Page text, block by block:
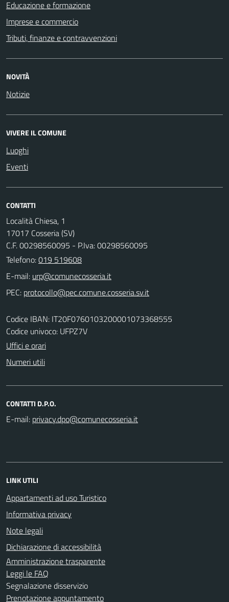
Educazione e formazione
Imprese e commercio
Tributi, finanze e contravvenzioni
NOVITÀ
Notizie
VIVERE IL COMUNE
Luoghi
Eventi
CONTATTI
Località Chiesa, 1
17017 Cosseria (SV)
C.F. 00298560095 - P.Iva: 00298560095
Telefono:019 519608
E-mail:
PEC:
Codice IBAN: IT20F0760103200001073368555
Codice univoco: UFPZ7V
Uffici e orari
Numeri utili
CONTATTI D.P.O.
E-mail:
LINK UTILI
Appartamenti ad uso Turistico
Informativa privacy
Note legali
Dichiarazione di accessibilità
Amministrazione trasparente
Leggi le FAQ
Segnalazione disservizio
Prenotazione appuntamento